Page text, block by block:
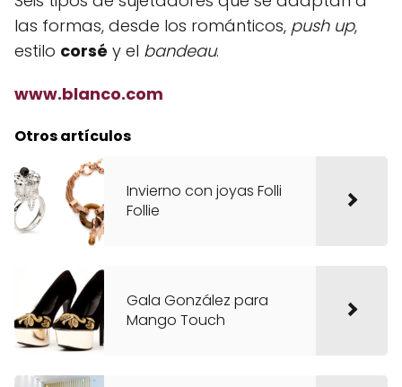
las formas, desde los románticos, push up,
estilo corsé y el bandeau.
www.blanco.com
Otros artículos
Invierno con joyas Folli
Follie
Gala González para
Mango Touch